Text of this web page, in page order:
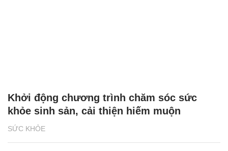
SỨC KHỎE
Khởi động chương trình chăm sóc sức
khỏe sinh sản, cải thiện hiếm muộn